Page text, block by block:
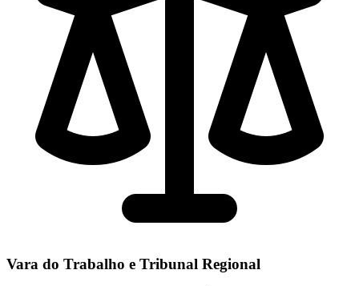
Vara do Trabalho e Tribunal Regional